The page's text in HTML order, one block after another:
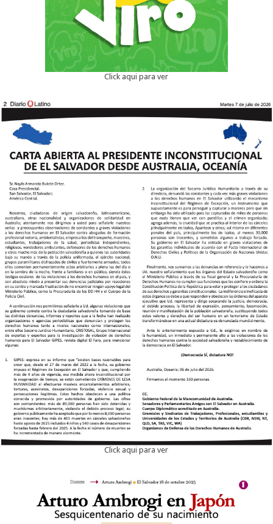
Click aqui para ver
Click aqui para ver